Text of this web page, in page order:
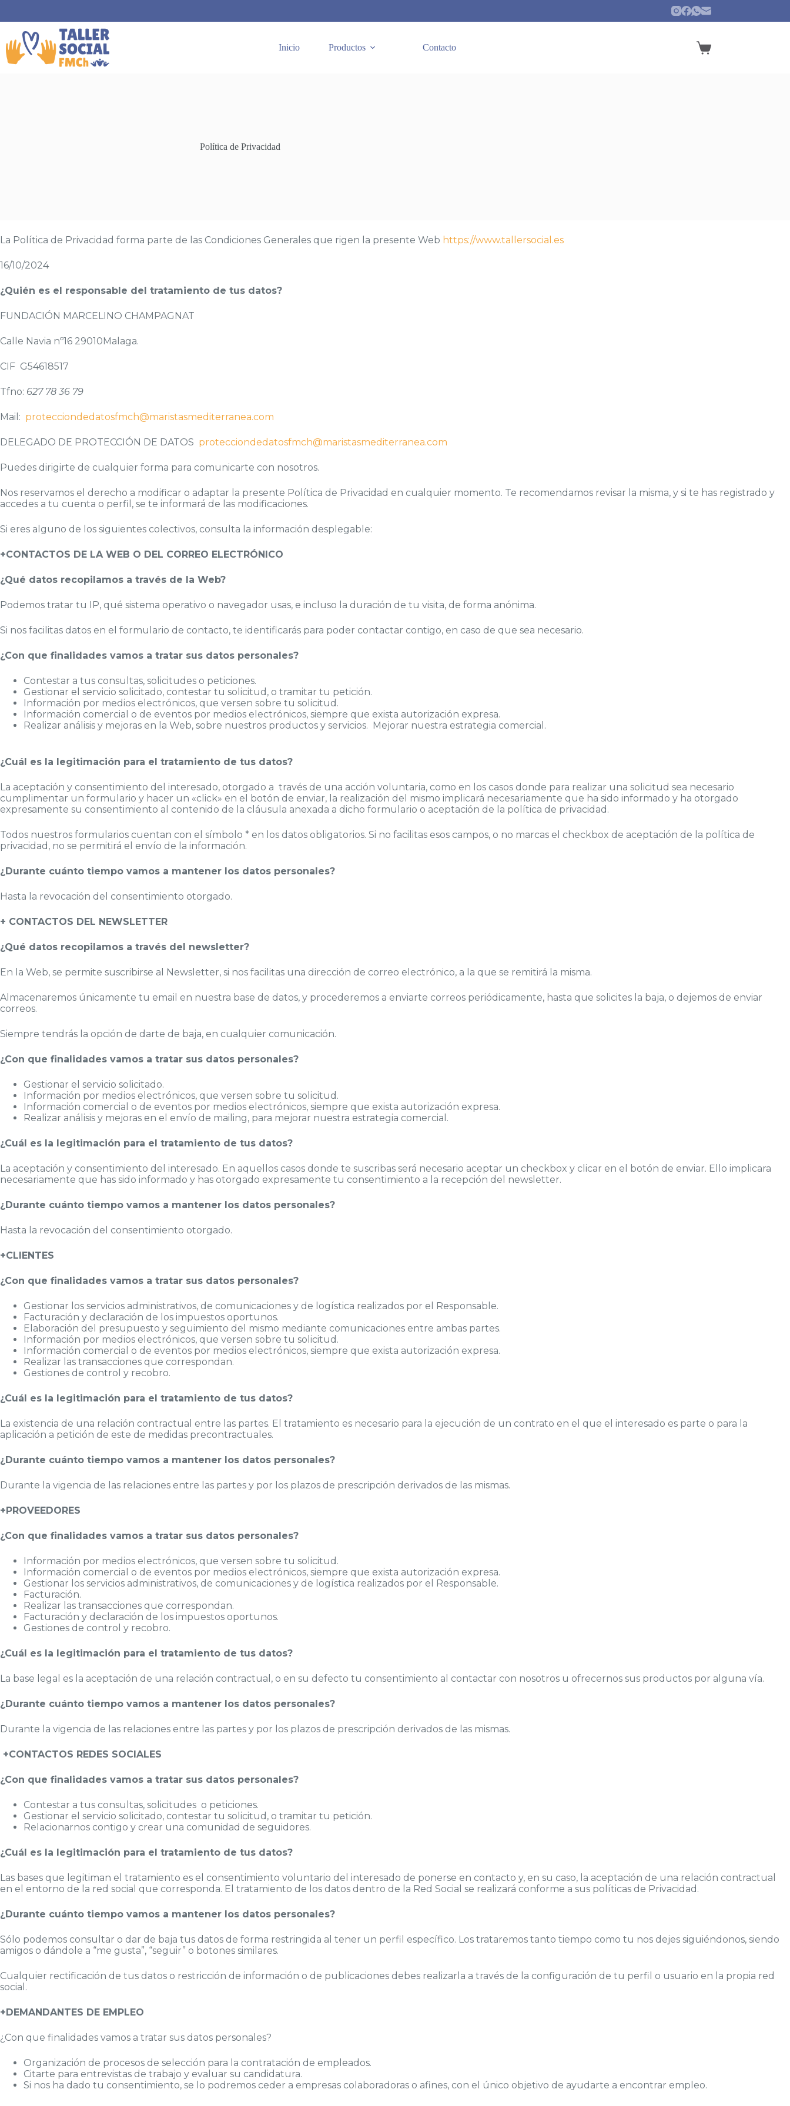
Inicio Productos Contacto
Política de Privacidad
La Política de Privacidad forma parte de las Condiciones Generales que rigen la presente Web https://www.tallersocial.es
16/10/2024
¿Quién es el responsable del tratamiento de tus datos?
FUNDACIÓN MARCELINO CHAMPAGNAT
Calle Navia nº16 29010Malaga.
CIF G54618517
Tfno: 627 78 36 79
Mail: protecciondedatosfmch@maristasmediterranea.com
DELEGADO DE PROTECCIÓN DE DATOS protecciondedatosfmch@maristasmediterranea.com
Puedes dirigirte de cualquier forma para comunicarte con nosotros.
Nos reservamos el derecho a modificar o adaptar la presente Política de Privacidad en cualquier momento. Te recomendamos revisar la misma, y si te has registrado y
accedes a tu cuenta o perfil, se te informará de las modificaciones.
Si eres alguno de los siguientes colectivos, consulta la información desplegable:
+CONTACTOS DE LA WEB O DEL CORREO ELECTRÓNICO
¿Qué datos recopilamos a través de la Web?
Podemos tratar tu IP, qué sistema operativo o navegador usas, e incluso la duración de tu visita, de forma anónima.
Si nos facilitas datos en el formulario de contacto, te identificarás para poder contactar contigo, en caso de que sea necesario.
¿Con que finalidades vamos a tratar sus datos personales?
Contestar a tus consultas, solicitudes o peticiones.
Gestionar el servicio solicitado, contestar tu solicitud, o tramitar tu petición.
Información por medios electrónicos, que versen sobre tu solicitud.
Información comercial o de eventos por medios electrónicos, siempre que exista autorización expresa.
Realizar análisis y mejoras en la Web, sobre nuestros productos y servicios. Mejorar nuestra estrategia comercial.
¿Cuál es la legitimación para el tratamiento de tus datos?
La aceptación y consentimiento del interesado, otorgado a través de una acción voluntaria, como en los casos donde para realizar una solicitud sea necesario
cumplimentar un formulario y hacer un «click» en el botón de enviar, la realización del mismo implicará necesariamente que ha sido informado y ha otorgado
expresamente su consentimiento al contenido de la cláusula anexada a dicho formulario o aceptación de la política de privacidad.
Todos nuestros formularios cuentan con el símbolo * en los datos obligatorios. Si no facilitas esos campos, o no marcas el checkbox de aceptación de la política de
privacidad, no se permitirá el envío de la información.
¿Durante cuánto tiempo vamos a mantener los datos personales?
Hasta la revocación del consentimiento otorgado.
+ CONTACTOS DEL NEWSLETTER
¿Qué datos recopilamos a través del newsletter?
En la Web, se permite suscribirse al Newsletter, si nos facilitas una dirección de correo electrónico, a la que se remitirá la misma.
Almacenaremos únicamente tu email en nuestra base de datos, y procederemos a enviarte correos periódicamente, hasta que solicites la baja, o dejemos de enviar
correos.
Siempre tendrás la opción de darte de baja, en cualquier comunicación.
¿Con que finalidades vamos a tratar sus datos personales?
Gestionar el servicio solicitado.
Información por medios electrónicos, que versen sobre tu solicitud.
Información comercial o de eventos por medios electrónicos, siempre que exista autorización expresa.
Realizar análisis y mejoras en el envío de mailing, para mejorar nuestra estrategia comercial.
¿Cuál es la legitimación para el tratamiento de tus datos?
La aceptación y consentimiento del interesado. En aquellos casos donde te suscribas será necesario aceptar un checkbox y clicar en el botón de enviar. Ello implicara
necesariamente que has sido informado y has otorgado expresamente tu consentimiento a la recepción del newsletter.
¿Durante cuánto tiempo vamos a mantener los datos personales?
Hasta la revocación del consentimiento otorgado.
+CLIENTES
¿Con que finalidades vamos a tratar sus datos personales?
Gestionar los servicios administrativos, de comunicaciones y de logística realizados por el Responsable.
Facturación y declaración de los impuestos oportunos.
Elaboración del presupuesto y seguimiento del mismo mediante comunicaciones entre ambas partes.
Información por medios electrónicos, que versen sobre tu solicitud.
Información comercial o de eventos por medios electrónicos, siempre que exista autorización expresa.
Realizar las transacciones que correspondan.
Gestiones de control y recobro.
¿Cuál es la legitimación para el tratamiento de tus datos?
La existencia de una relación contractual entre las partes. El tratamiento es necesario para la ejecución de un contrato en el que el interesado es parte o para la
aplicación a petición de este de medidas precontractuales.
¿Durante cuánto tiempo vamos a mantener los datos personales?
Durante la vigencia de las relaciones entre las partes y por los plazos de prescripción derivados de las mismas.
+PROVEEDORES
¿Con que finalidades vamos a tratar sus datos personales?
Información por medios electrónicos, que versen sobre tu solicitud.
Información comercial o de eventos por medios electrónicos, siempre que exista autorización expresa.
Gestionar los servicios administrativos, de comunicaciones y de logística realizados por el Responsable.
Facturación.
Realizar las transacciones que correspondan.
Facturación y declaración de los impuestos oportunos.
Gestiones de control y recobro.
¿Cuál es la legitimación para el tratamiento de tus datos?
La base legal es la aceptación de una relación contractual, o en su defecto tu consentimiento al contactar con nosotros u ofrecernos sus productos por alguna vía.
¿Durante cuánto tiempo vamos a mantener los datos personales?
Durante la vigencia de las relaciones entre las partes y por los plazos de prescripción derivados de las mismas.
+CONTACTOS REDES SOCIALES
¿Con que finalidades vamos a tratar sus datos personales?
Contestar a tus consultas, solicitudes o peticiones.
Gestionar el servicio solicitado, contestar tu solicitud, o tramitar tu petición.
Relacionarnos contigo y crear una comunidad de seguidores.
¿Cuál es la legitimación para el tratamiento de tus datos?
Las bases que legitiman el tratamiento es el consentimiento voluntario del interesado de ponerse en contacto y, en su caso, la aceptación de una relación contractual
en el entorno de la red social que corresponda. El tratamiento de los datos dentro de la Red Social se realizará conforme a sus políticas de Privacidad.
¿Durante cuánto tiempo vamos a mantener los datos personales?
Sólo podemos consultar o dar de baja tus datos de forma restringida al tener un perfil específico. Los trataremos tanto tiempo como tu nos dejes siguiéndonos, siendo
amigos o dándole a “me gusta”, “seguir” o botones similares.
Cualquier rectificación de tus datos o restricción de información o de publicaciones debes realizarla a través de la configuración de tu perfil o usuario en la propia red
social.
+DEMANDANTES DE EMPLEO
¿Con que finalidades vamos a tratar sus datos personales?
Organización de procesos de selección para la contratación de empleados.
Citarte para entrevistas de trabajo y evaluar su candidatura.
Si nos ha dado tu consentimiento, se lo podremos ceder a empresas colaboradoras o afines, con el único objetivo de ayudarte a encontrar empleo.